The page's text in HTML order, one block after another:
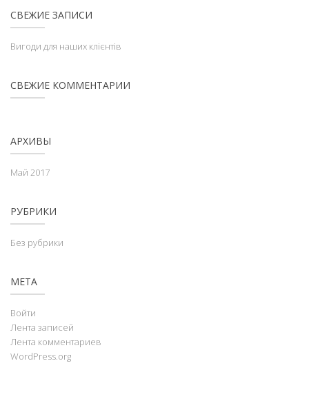
СВЕЖИЕ ЗАПИСИ
Вигоди для наших клієнтів
СВЕЖИЕ КОММЕНТАРИИ
АРХИВЫ
Май 2017
РУБРИКИ
Без рубрики
МЕТА
Войти
Лента записей
Лента комментариев
WordPress.org